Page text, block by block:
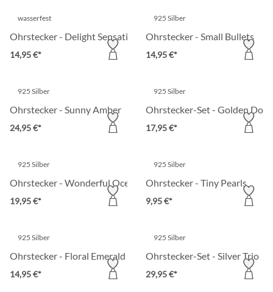
wasserfest
Ohrstecker - Delight Sensation
14,95 €*
925 Silber
Ohrstecker - Small Bullets
14,95 €*
925 Silber
Ohrstecker - Sunny Amber
24,95 €*
925 Silber
Ohrstecker-Set - Golden Dots
17,95 €*
925 Silber
Ohrstecker - Wonderful Ocean
19,95 €*
925 Silber
Ohrstecker - Tiny Pearls
9,95 €*
925 Silber
Ohrstecker - Floral Emerald
14,95 €*
925 Silber
Ohrstecker-Set - Silver Trio
29,95 €*